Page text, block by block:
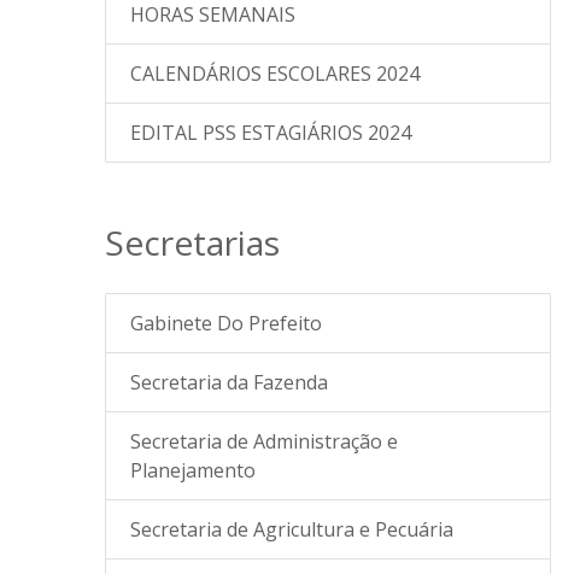
HORAS SEMANAIS
CALENDÁRIOS ESCOLARES 2024
EDITAL PSS ESTAGIÁRIOS 2024
Secretarias
Gabinete Do Prefeito
Secretaria da Fazenda
Secretaria de Administração e
Planejamento
Secretaria de Agricultura e Pecuária